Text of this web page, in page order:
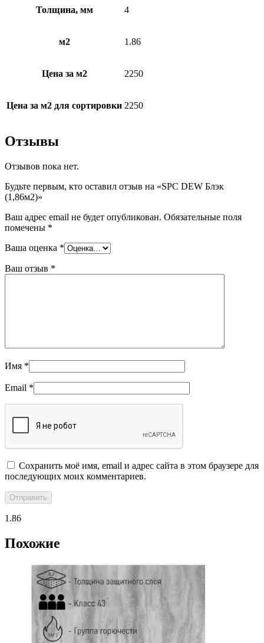
Толщина, мм 4
м2 1.86
Цена за м2 2250
Цена за м2 для сортировки 2250
Отзывы
Отзывов пока нет.
Будьте первым, кто оставил отзыв на «SPC DEW Блэк
(1,86м2)»
Ваш адрес email не будет опубликован. Обязательные поля
помечены *
Ваша оценка *
Ваш отзыв *
Имя *
Email *
Сохранить моё имя, email и адрес сайта в этом браузере для
последующих моих комментариев.
1.86
Похожие